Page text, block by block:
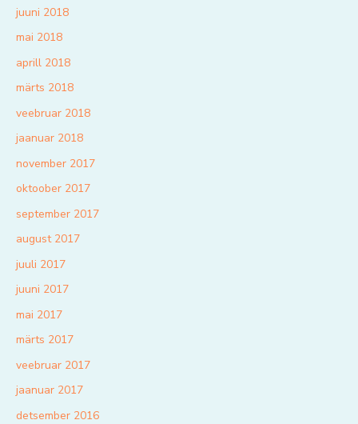
juuni 2018
mai 2018
aprill 2018
märts 2018
veebruar 2018
jaanuar 2018
november 2017
oktoober 2017
september 2017
august 2017
juuli 2017
juuni 2017
mai 2017
märts 2017
veebruar 2017
jaanuar 2017
detsember 2016